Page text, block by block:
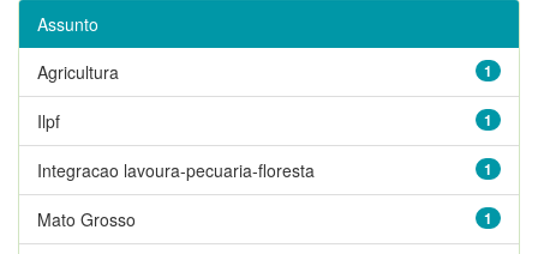
Assunto
1
Agricultura
1
Ilpf
1
Integracao lavoura-pecuaria-floresta
1
Mato Grosso